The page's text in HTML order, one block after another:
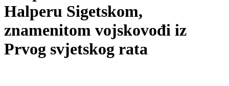
Halperu Sigetskom,
znamenitom vojskovođi iz
Prvog svjetskog rata